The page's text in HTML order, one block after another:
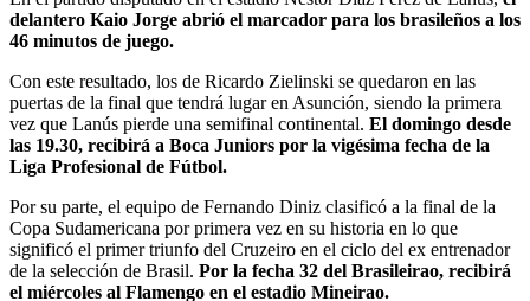
delantero Kaio Jorge abrió el marcador para los brasileños a los
46 minutos de juego.
Con este resultado, los de Ricardo Zielinski se quedaron en las
puertas de la final que tendrá lugar en Asunción, siendo la primera
vez que Lanús pierde una semifinal continental. El domingo desde
las 19.30, recibirá a Boca Juniors por la vigésima fecha de la
Liga Profesional de Fútbol.
Por su parte, el equipo de Fernando Diniz clasificó a la final de la
Copa Sudamericana por primera vez en su historia en lo que
significó el primer triunfo del Cruzeiro en el ciclo del ex entrenador
de la selección de Brasil. Por la fecha 32 del Brasileirao, recibirá
el miércoles al Flamengo en el estadio Mineirao.